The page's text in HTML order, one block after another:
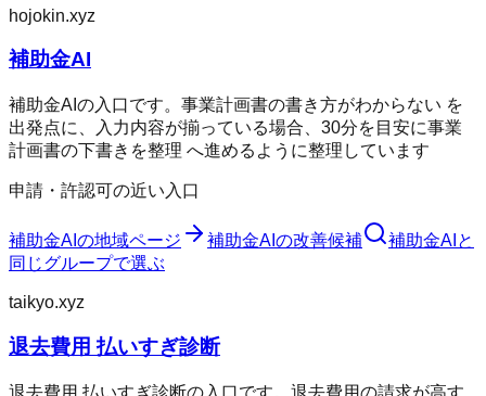
hojokin.xyz
補助金AI
補助金AIの入口です。事業計画書の書き方がわからない を
出発点に、入力内容が揃っている場合、30分を目安に事業
計画書の下書きを整理 へ進めるように整理しています
申請・許認可の近い入口
補助金AI の地域ページ 補助金AI の改善候補 補助金AI と
同じグループで選ぶ
taikyo.xyz
退去費用 払いすぎ診断
退去費用 払いすぎ診断の入口です。退去費用の請求が高す